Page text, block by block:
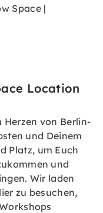
Space |
Location
Herzen von Berlin-
und Deinem
Platz, um Euch
und
Wir laden
zu besuchen,